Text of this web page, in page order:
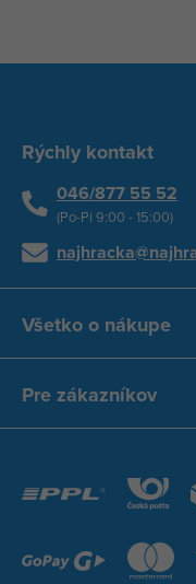
Rýchly kontakt
046/877 55 52
(Po-Pi 9:00 - 15:00)
Všetko o nákupe
Pre zákazníkov